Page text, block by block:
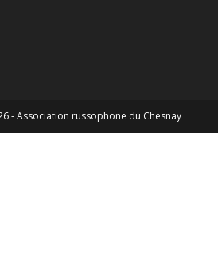
- Association russophone du Chesnay